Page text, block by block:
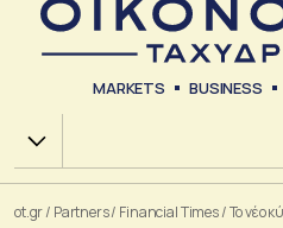
MARKETS BUSINESS
Χ.Α.
ot.gr/ Partners/ Financial Times/Το νέο